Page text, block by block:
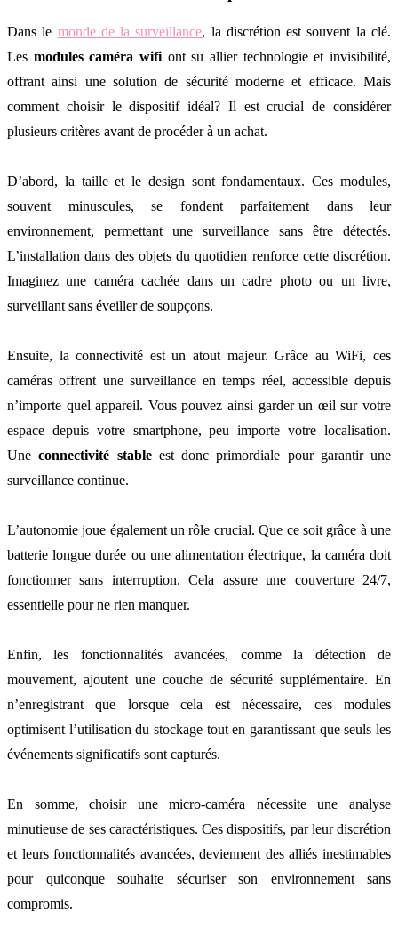
Dans le monde de la surveillance, la discrétion est souvent la clé.
Les modules caméra wifi ont su allier technologie et invisibilité,
offrant ainsi une solution de sécurité moderne et efficace. Mais
comment choisir le dispositif idéal? Il est crucial de considérer
plusieurs critères avant de procéder à un achat.
D’abord, la taille et le design sont fondamentaux. Ces modules,
souvent minuscules, se fondent parfaitement dans leur
environnement, permettant une surveillance sans être détectés.
L’installation dans des objets du quotidien renforce cette discrétion.
Imaginez une caméra cachée dans un cadre photo ou un livre,
surveillant sans éveiller de soupçons.
Ensuite, la connectivité est un atout majeur. Grâce au WiFi, ces
caméras offrent une surveillance en temps réel, accessible depuis
n’importe quel appareil. Vous pouvez ainsi garder un œil sur votre
espace depuis votre smartphone, peu importe votre localisation.
Uneconnectivité stableest donc primordiale pour garantir une
surveillance continue.
L’autonomie joue également un rôle crucial. Que ce soit grâce à une
batterie longue durée ou une alimentation électrique, la caméra doit
fonctionner sans interruption. Cela assure une couverture 24/7,
essentielle pour ne rien manquer.
Enfin, les fonctionnalités avancées, comme la détection de
mouvement, ajoutent une couche de sécurité supplémentaire. En
n’enregistrant que lorsque cela est nécessaire, ces modules
optimisent l’utilisation du stockage tout en garantissant que seuls les
événements significatifs sont capturés.
En somme, choisir une micro-caméra nécessite une analyse
minutieuse de ses caractéristiques. Ces dispositifs, par leur discrétion
et leurs fonctionnalités avancées, deviennent des alliés inestimables
pour quiconque souhaite sécuriser son environnement sans
compromis.